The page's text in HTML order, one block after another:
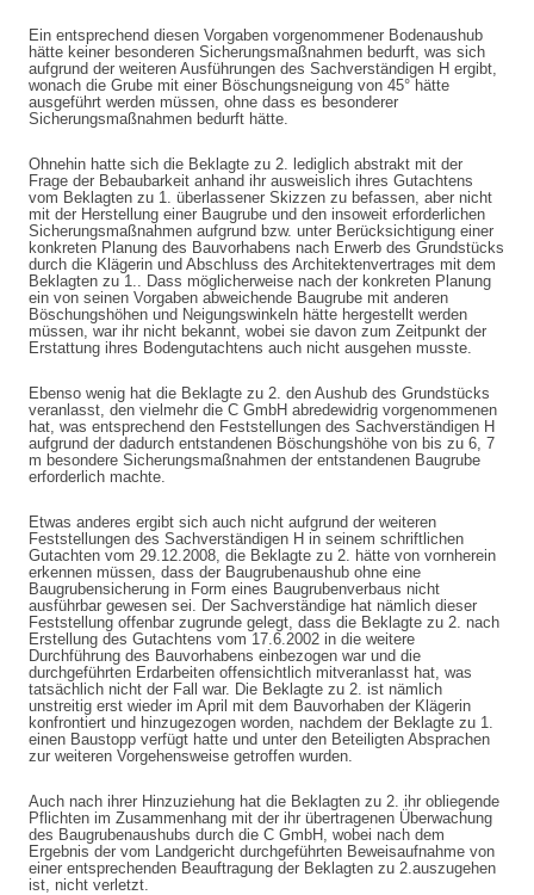
Ein entsprechend diesen Vorgaben vorgenommener Bodenaushub
hätte keiner besonderen Sicherungsmaßnahmen bedurft, was sich
aufgrund der weiteren Ausführungen des Sachverständigen H ergibt,
wonach die Grube mit einer Böschungsneigung von 45° hätte
ausgeführt werden müssen, ohne dass es besonderer
Sicherungsmaßnahmen bedurft hätte.
Ohnehin hatte sich die Beklagte zu 2. lediglich abstrakt mit der
Frage der Bebaubarkeit anhand ihr ausweislich ihres Gutachtens
vom Beklagten zu 1. überlassener Skizzen zu befassen, aber nicht
mit der Herstellung einer Baugrube und den insoweit erforderlichen
Sicherungsmaßnahmen aufgrund bzw. unter Berücksichtigung einer
konkreten Planung des Bauvorhabens nach Erwerb des Grundstücks
durch die Klägerin und Abschluss des Architektenvertrages mit dem
Beklagten zu 1.. Dass möglicherweise nach der konkreten Planung
ein von seinen Vorgaben abweichende Baugrube mit anderen
Böschungshöhen und Neigungswinkeln hätte hergestellt werden
müssen, war ihr nicht bekannt, wobei sie davon zum Zeitpunkt der
Erstattung ihres Bodengutachtens auch nicht ausgehen musste.
Ebenso wenig hat die Beklagte zu 2. den Aushub des Grundstücks
veranlasst, den vielmehr die C GmbH abredewidrig vorgenommenen
hat, was entsprechend den Feststellungen des Sachverständigen H
aufgrund der dadurch entstandenen Böschungshöhe von bis zu 6, 7
m besondere Sicherungsmaßnahmen der entstandenen Baugrube
erforderlich machte.
Etwas anderes ergibt sich auch nicht aufgrund der weiteren
Feststellungen des Sachverständigen H in seinem schriftlichen
Gutachten vom 29.12.2008, die Beklagte zu 2. hätte von vornherein
erkennen müssen, dass der Baugrubenaushub ohne eine
Baugrubensicherung in Form eines Baugrubenverbaus nicht
ausführbar gewesen sei. Der Sachverständige hat nämlich dieser
Feststellung offenbar zugrunde gelegt, dass die Beklagte zu 2. nach
Erstellung des Gutachtens vom 17.6.2002 in die weitere
Durchführung des Bauvorhabens einbezogen war und die
durchgeführten Erdarbeiten offensichtlich mitveranlasst hat, was
tatsächlich nicht der Fall war. Die Beklagte zu 2. ist nämlich
unstreitig erst wieder im April mit dem Bauvorhaben der Klägerin
konfrontiert und hinzugezogen worden, nachdem der Beklagte zu 1.
einen Baustopp verfügt hatte und unter den Beteiligten Absprachen
zur weiteren Vorgehensweise getroffen wurden.
Auch nach ihrer Hinzuziehung hat die Beklagten zu 2. ihr obliegende
Pflichten im Zusammenhang mit der ihr übertragenen Überwachung
des Baugrubenaushubs durch die C GmbH, wobei nach dem
Ergebnis der vom Landgericht durchgeführten Beweisaufnahme von
einer entsprechenden Beauftragung der Beklagten zu 2.auszugehen
ist, nicht verletzt.